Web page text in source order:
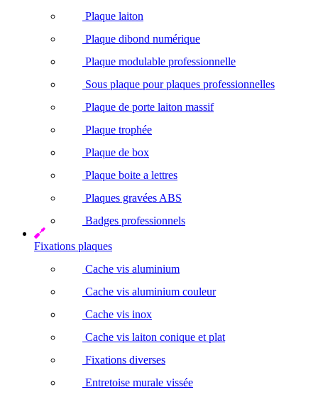
Plaque laiton
Plaque dibond numérique
Plaque modulable professionnelle
Sous plaque pour plaques professionnelles
Plaque de porte laiton massif
Plaque trophée
Plaque de box
Plaque boite a lettres
Plaques gravées ABS
Badges professionnels
Fixations plaques
Cache vis aluminium
Cache vis aluminium couleur
Cache vis inox
Cache vis laiton conique et plat
Fixations diverses
Entretoise murale vissée